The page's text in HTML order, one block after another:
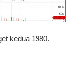
kedua 1980.